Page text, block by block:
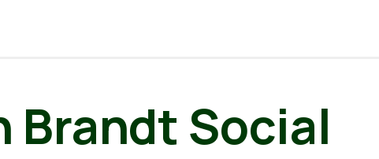
Brandt Social